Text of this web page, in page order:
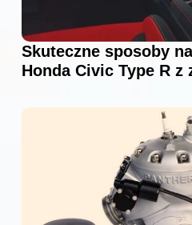
Skuteczne sposoby
Honda Civic Type R z